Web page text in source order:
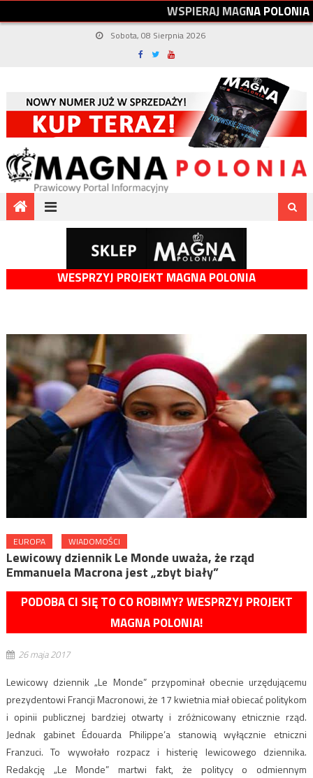
WSPIERAJMAGNAPOLONIA
Sobota, 08 Sierpnia 2026
WESPRZYJ PROJEKT MAGNA POLONIA
EUROPA WIADOMOŚCI
Lewicowy dziennik Le Monde uważa, że rząd
Emmanuela Macrona jest „zbyt biały”
PODOBA CI SIĘ TO CO ROBIMY? WESPRZYJ PROJEKT
MAGNA POLONIA!
26 maja 2017
Lewicowy dziennik „Le Monde” przypominał obecnie urzędującemu
prezydentowi Francji Macronowi, że 17 kwietnia miał obiecać politykom
i opinii publicznej bardziej otwarty i zróżnicowany etnicznie rząd.
Jednak gabinet Édouarda Philippe’a stanowią wyłącznie etniczni
Franzuci. To wywołało rozpacz i histerię lewicowego dziennika.
Redakcję „Le Monde” martwi fakt, że politycy o odmiennym